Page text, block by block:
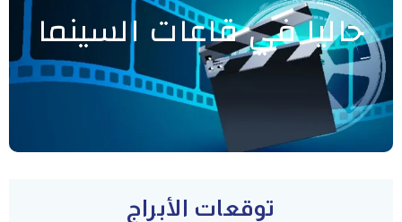
حاليا في قاعات السينما
توقعات الأبراج